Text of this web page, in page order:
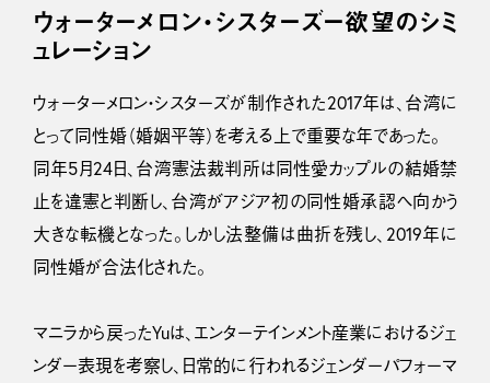
ウォーターメロン・シスターズー欲望のシミ
ュレーション
ウォーターメロン・シスターズが制作された2017年は、台湾に
とって同性婚（婚姻平等）を考える上で重要な年であった。
同年5月24日、台湾憲法裁判所は同性愛カップルの結婚禁
止を違憲と判断し、台湾がアジア初の同性婚承認へ向かう
大きな転機となった。しかし法整備は曲折を残し、2019年に
同性婚が合法化された。
マニラから戻ったYuは、エンターテインメント産業におけるジェ
ンダー表現を考察し、日常的に行われるジェンダーパフォーマ